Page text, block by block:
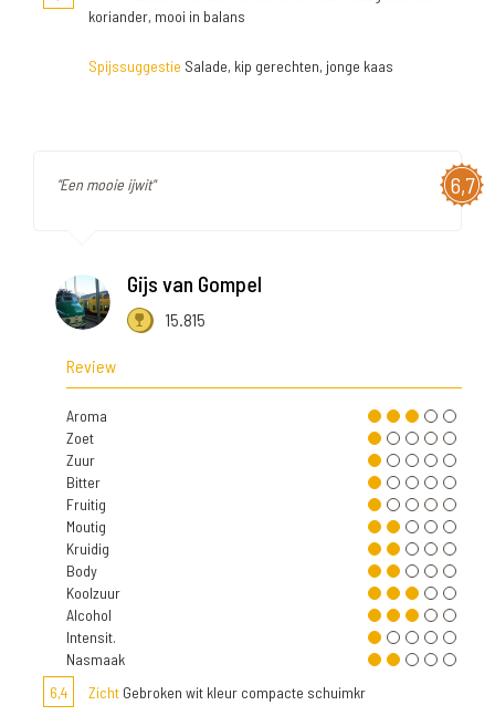
koriander, mooi in balans
Spijssuggestie Salade, kip gerechten, jonge kaas
6,7
"Een mooie ijwit"
Gijs van Gompel
15.815
Review
Aroma
Zoet
Zuur
Bitter
Fruitig
Moutig
Kruidig
Body
Koolzuur
Alcohol
Intensit.
Nasmaak
6,4
Zicht Gebroken wit kleur compacte schuimkr